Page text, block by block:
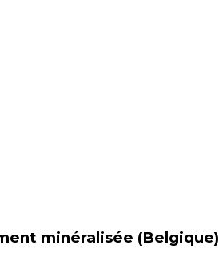
minéralisée (Belgique)